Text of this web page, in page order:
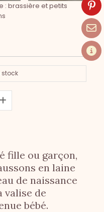
: brassière et petits
stock
fille ou garçon,
en laine
de naissance
valise de
bébé.